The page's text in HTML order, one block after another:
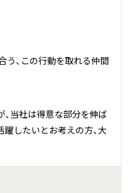
う、この行動を取れる仲間
当社は得意な部分を伸ば
したいとお考えの方、大